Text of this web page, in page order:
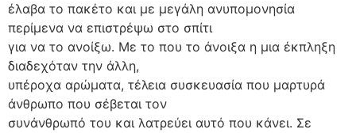
έλαβα το πακέτο και με μεγάλη ανυπομονησία
περίμενα να επιστρέψω στο σπίτι
για να το ανοίξω. Με το που το άνοιξα η μια έκπληξη
διαδεχόταν την άλλη,
υπέροχα αρώματα, τέλεια συσκευασία που μαρτυρά
άνθρωπο που σέβεται τον
συνάνθρωπό του και λατρεύει αυτό που κάνει. Σε